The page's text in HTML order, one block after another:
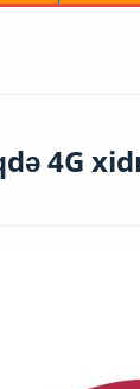
4G